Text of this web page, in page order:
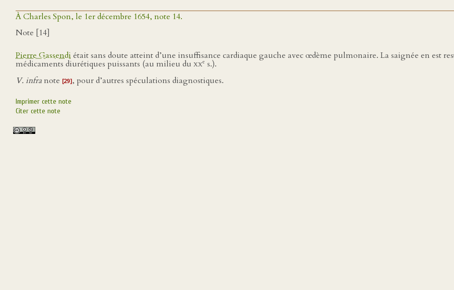
À Charles Spon, le 1er décembre 1654, note 14.
Note [14]
Pierre Gassendi était sans doute atteint d’une insuffisance cardiaque gauche avec œdème pulmonaire. La saignée en est
médicaments diurétiques puissants (au milieu du xxe s.).
V. infra note [29], pour d’autres spéculations diagnostiques.
Imprimer cette note
Citer cette note